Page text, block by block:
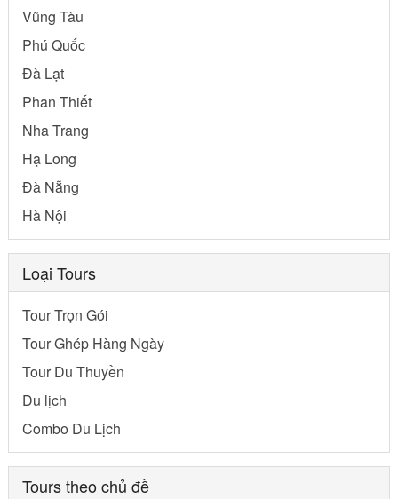
Vũng Tàu
Phú Quốc
Đà Lạt
Phan Thiết
Nha Trang
Hạ Long
Đà Nẵng
Hà Nội
Loại Tours
Tour Trọn Gói
Tour Ghép Hàng Ngày
Tour Du Thuyền
Du lịch
Combo Du Lịch
Tours theo chủ đề